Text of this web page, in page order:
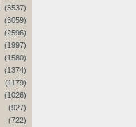
(3537)
(3059)
(2596)
(1997)
(1580)
(1374)
(1179)
(1026)
(927)
(722)